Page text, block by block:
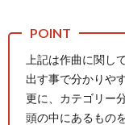
上記は作曲に関し
出す事で分かりや
更に、カテゴリー
頭の中にあるもの